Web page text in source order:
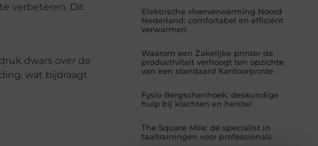
verbeteren. Dit
dwars over de
wat bijdraagt
Elektrische vloerverwarming Noord
Nederland: comfortabel en efficiënt
verwarmen
Waarom een Zakelijke printer de
productiviteit verhoogt ten opzichte
van een standaard Kantoorprinte
Fysio Bergschenhoek: deskundige
hulp bij klachten en herstel
The Square Mile: dé specialist in
taaltrainingen voor professionals